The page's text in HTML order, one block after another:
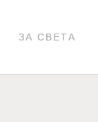
ЗА СВЕТА